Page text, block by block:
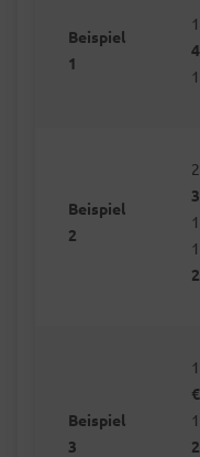
Beispiel
1
Beispiel
2
Beispiel
3
€